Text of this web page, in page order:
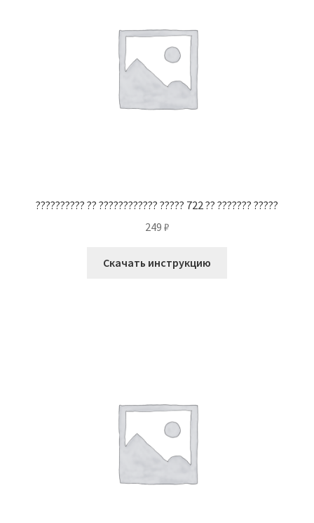
?????????? ?? ???????????? ????? 722 ?? ??????? ?????
249 ₽
Скачать инструкцию